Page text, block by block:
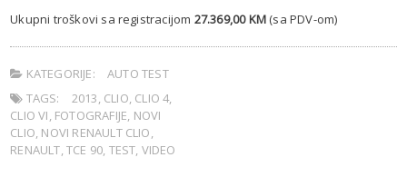
Ukupni troškovi sa registracijom 27.369,00 KM(sa PDV-om)
KATEGORIJE:
AUTO TEST
TAGS:
2013, CLIO, CLIO 4,
CLIO VI, FOTOGRAFIJE, NOVI
CLIO, NOVI RENAULT CLIO,
RENAULT,TCE 90, TEST, VIDEO